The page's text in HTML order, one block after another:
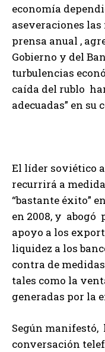
economía
aseveraciones
prensa anual ,
Gobierno y del
turbulencias
caída del rublo
adecuadas” en su
El líder soviético
recurrirá a
“bastante éxito”
en 2008, y abogó
apoyo a los
liquidez a los
contra de
tales como la
generadas por la
Según
conversación